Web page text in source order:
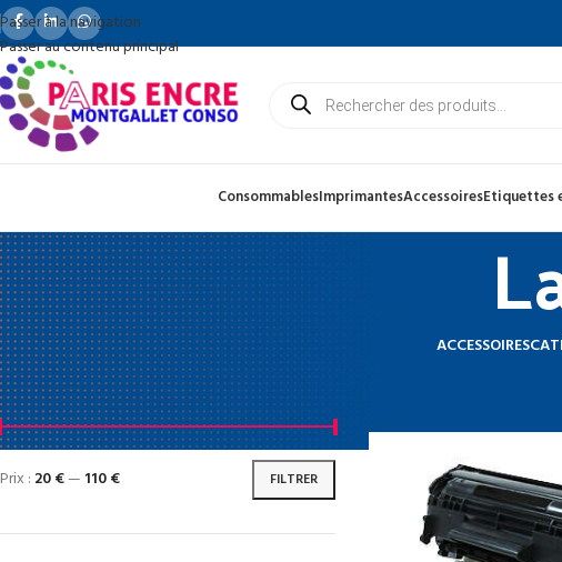
Passer à la navigation
Passer au contenu principal
ConsommablesImprimantesAccessoiresEtiquettes
ACCESSOIRES
FILTRE DE PRIX
FILTRER
Prix : 20 €— 110 €